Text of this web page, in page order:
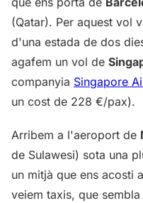
(Qatar). Per aquest vol
d'una estada de dos
agafem un vol de
companyia Singapore
un cost de 228 €/pax).
Arribem a l'aeroport de
de Sulawesi) sota una
un mitjà que ens acosti
veiem taxis, que